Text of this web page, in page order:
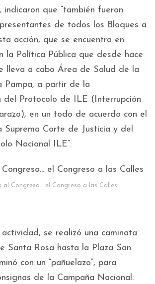
indicaron que “también fueron
de todos los Bloques a
acción, que se encuentra en
la Política Pública que desde hace
lleva a cabo Área de Salud de la
Pampa, a partir de la
del Protocolo de ILE (Interrupción
en un todo de acuerdo con el
Suprema Corte de Justicia y del
Nacional ILE”.
al Congreso… el Congreso a las Calles
se realizó una caminata
Santa Rosa hasta la Plaza San
con un “pañuelazo”, para
de la Campaña Nacional: